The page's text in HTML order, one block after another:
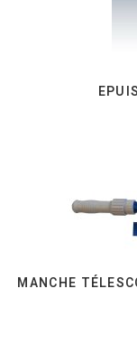
MANCHE